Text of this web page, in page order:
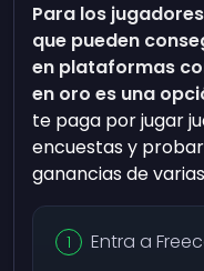
Para los
que pueden
en plataformas
en oro es una
te paga por jugar
encuestas y
ganancias de
Entra a